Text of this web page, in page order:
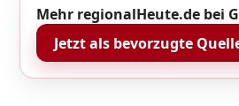
Mehr regionalHeute.de bei
Jetzt als bevorzugte